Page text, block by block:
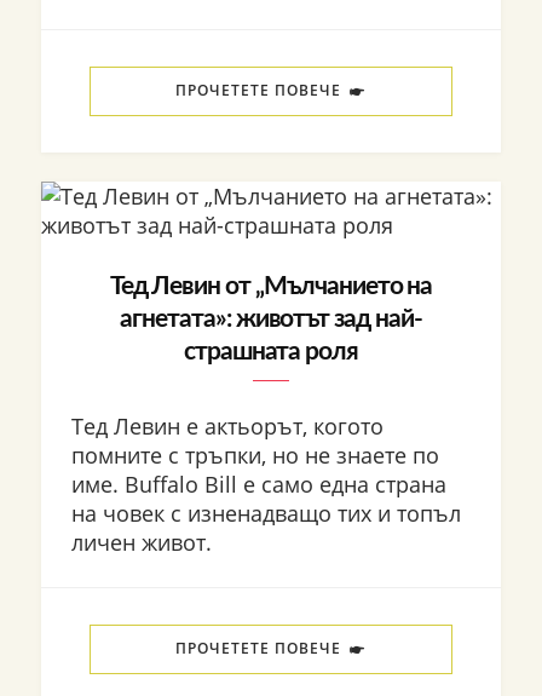
ПРОЧЕТЕТЕ ПОВЕЧЕ
Тед Левин от „Мълчанието на
агнетата»: животът зад най-
страшната роля
Тед Левин е актьорът, когото
помните с тръпки, но не знаете по
име. Buffalo Bill е само една страна
на човек с изненадващо тих и топъл
личен живот.
ПРОЧЕТЕТЕ ПОВЕЧЕ